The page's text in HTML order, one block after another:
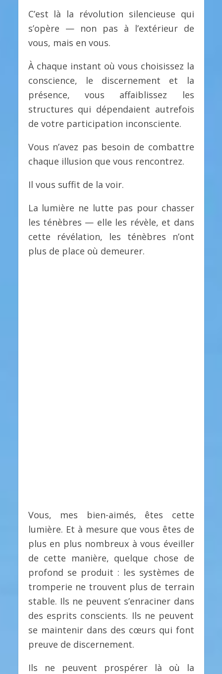
C’est là la révolution silencieuse qui
s’opère — non pas à l’extérieur de
vous, mais en vous.
À chaque instant où vous choisissez la
conscience, le discernement et la
présence, vous affaiblissez les
structures qui dépendaient autrefois
de votre participation inconsciente.
Vous n’avez pas besoin de combattre
chaque illusion que vous rencontrez.
Il vous suffit de la voir.
La lumière ne lutte pas pour chasser
les ténèbres — elle les révèle, et dans
cette révélation, les ténèbres n’ont
plus de place où demeurer.
Vous, mes bien-aimés, êtes cette
lumière. Et à mesure que vous êtes de
plus en plus nombreux à vous éveiller
de cette manière, quelque chose de
profond se produit : les systèmes de
tromperie ne trouvent plus de terrain
stable. Ils ne peuvent s’enraciner dans
des esprits conscients. Ils ne peuvent
se maintenir dans des cœurs qui font
preuve de discernement.
Ils ne peuvent prospérer là où la